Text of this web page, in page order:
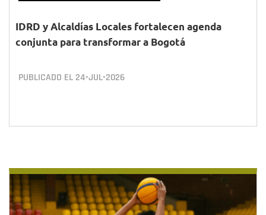
IDRD y Alcaldías Locales fortalecen agenda
conjunta para transformar a Bogotá
PUBLICADO EL 24•JUL•2026